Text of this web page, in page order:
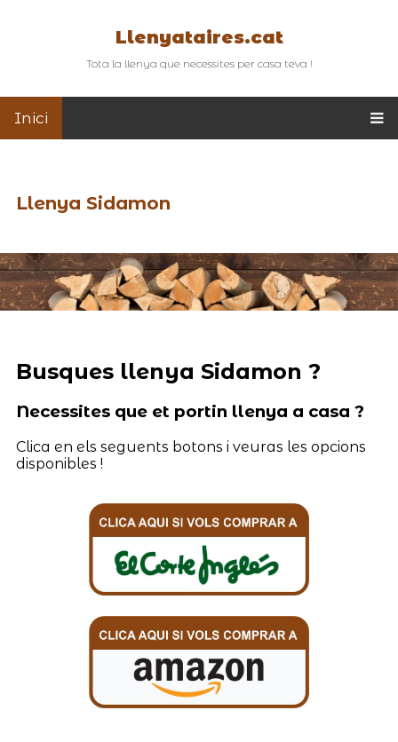
Llenyataires.cat
Tota la llenya que necessites per casa teva !
Inici
Llenya Sidamon
Busques llenya Sidamon ?
Necessites que et portin llenya a casa ?
Clica en els seguents botons i veuras les opcions
disponibles !